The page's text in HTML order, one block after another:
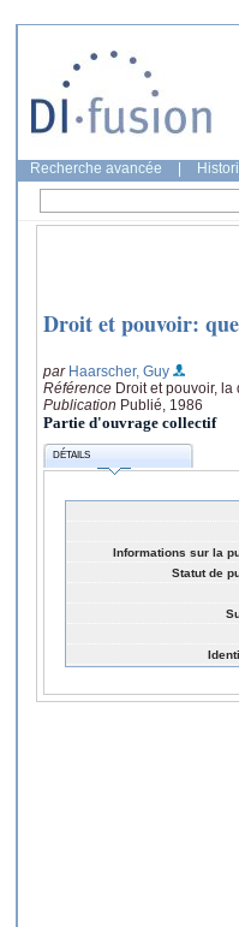
Recherche avancée
Droit et pouvoir:
par Haarscher, Guy
Référence Droit et pouvoir,
Publication Publié, 1986
Partie d'ouvrage collectif
DÉTAILS
Informations sur la
Statut de